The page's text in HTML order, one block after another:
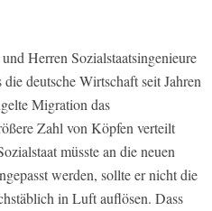
Herren Sozialstaatsingenieure
deutsche Wirtschaft seit Jahren
Migration das
Zahl von Köpfen verteilt
müsste an die neuen
werden, sollte er nicht die
in Luft auflösen. Dass